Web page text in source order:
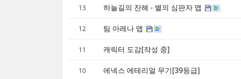
13 하늘길의 잔해 - 별의 심판자 맵
12 팀 아레나 맵
11 캐릭터 도감[작성 중]
10 에넥스 에테리얼 무기[39등급]